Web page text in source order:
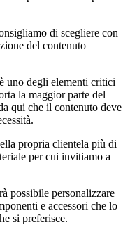
di scegliere con
del contenuto
uno degli elementi critici
la maggior parte del
qui che il contenuto deve
propria clientela più di
per cui invitiamo a
possibile personalizzare
e accessori che lo
si preferisce.